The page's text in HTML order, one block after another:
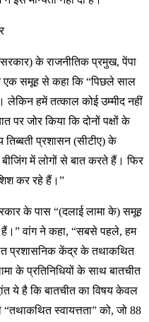
सरकार) के राजनीतिक प्रमुख, पेंपा
एक समूह से कहा कि “पिछले साल
हमें तत्काल कोई उम्मीद नहीं
पर जोर किया कि दोनों पक्षों के
तिब्बती प्रशासन (सीटीए) के
बीजिंग में लोगों से बात करते हैं। फिर
कर रहे हैं।”
के पास “(दलाई लामा के) समूह
हैं।” वांग ने कहा, “सबसे पहले, हम
प्रशासनिक केंद्र के तथाकथित
के प्रतिनिधियों के साथ बातचीत
ये है कि बातचीत का विषय केवल
स्वायत्तता” को, जो 88